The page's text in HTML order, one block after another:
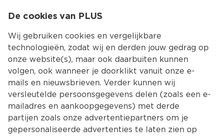
Kies jouw
Terug Producten
De cookies van PLUS
Wij gebruiken cookies en vergelijkbare
technologieën, zodat wij en derden jouw gedrag op
onze website(s), maar ook daarbuiten kunnen
volgen, ook wanneer je doorklikt vanuit onze e-
mails en nieuwsbrieven. Verder kunnen wij
versleutelde persoonsgegevens delen (zoals een e-
mailadres en aankoopgegevens) met derde
partijen zoals onze advertentiepartners om je
gepersonaliseerde advertenties te laten zien op